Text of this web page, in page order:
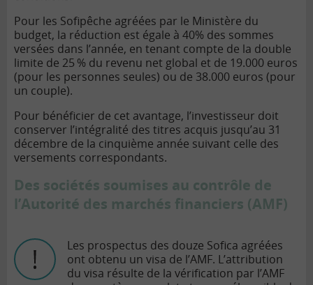
Pour les Sofipêche agréées par le Ministère du
budget, la réduction est égale à 40% des sommes
versées dans l’année, en tenant compte de la double
limite de 25 % du revenu net global et de 19.000 euros
(pour les personnes seules) ou de 38.000 euros (pour
un couple).
Pour bénéficier de cet avantage, l’investisseur doit
conserver l’intégralité des titres acquis jusqu’au 31
décembre de la cinquième année suivant celle des
versements correspondants.
Des sociétés soumises au contrôle de
l’Autorité des marchés financiers (AMF)
Les prospectus des douze Sofica agréées
ont obtenu un visa de l’AMF. L’attribution
du visa résulte de la vérification par l’AMF